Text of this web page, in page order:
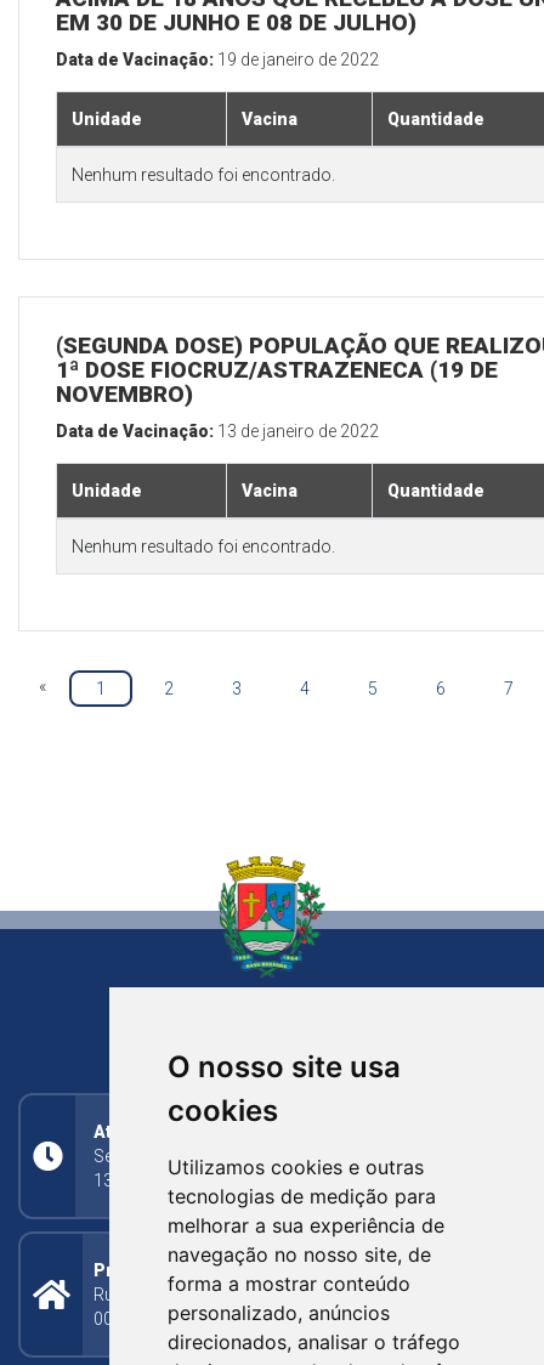
O nosso site usa
cookies
Utilizamos cookies e outras
tecnologias de medição para
melhorar a sua experiência de
navegação no nosso site, de
forma a mostrar conteúdo
personalizado, anúncios
direcionados, analisar o tráfego
EM 30 DE JUNHO E 08 DE JULHO)
Data de Vacinação: 19 de janeiro de 2022
Unidade Vacina Quantidade
Nenhum resultado foi encontrado.
(SEGUNDA DOSE) POPULAÇÃO QUE
1ª DOSE FIOCRUZ/ASTRAZENECA (19 DE
NOVEMBRO)
Data de Vacinação: 13 de janeiro de 2022
Unidade Vacina Quantidade
Nenhum resultado foi encontrado.
« 1 2 3 4 5 6 7
Atendimento
Segunda a Sexta: 8h às 11h30min (manhã);
13h30min às 17h (tarde)
Prefeitura Municipal
Rua Silva Jardim, 505 - Bairro Centro - CEP: 95340-
000